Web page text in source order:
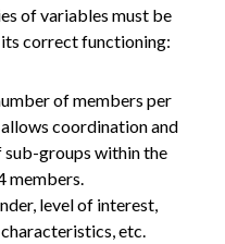
of variables must be
correct functioning:
of members per
coordination and
sub-groups within the
members.
level of interest,
etc.